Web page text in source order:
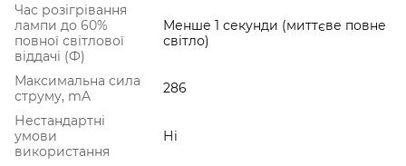
Час розігрівання
лампи до 60%
повної світлової
віддачі (Ф)
Менше 1 секунди (миттєве повне
світло)
Максимальна сила
струму, mA
286
Нестандартні
умови
використання
Ні